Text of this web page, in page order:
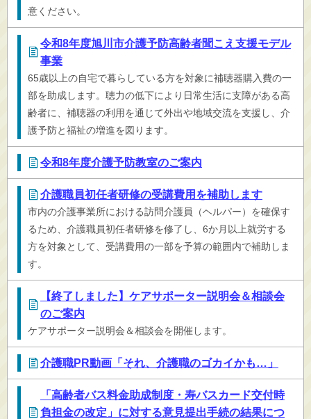
意ください。
令和8年度旭川市介護予防高齢者聞こえ支援モデル
事業
65歳以上の自宅で暮らしている方を対象に補聴器購入費の一
部を助成します。聴力の低下により日常生活に支障がある高
齢者に、補聴器の利用を通じて外出や地域交流を支援し、介
護予防と福祉の増進を図ります。
令和8年度介護予防教室のご案内
介護職員初任者研修の受講費用を補助します
市内の介護事業所における訪問介護員（ヘルパー）を確保す
るため、介護職員初任者研修を修了し、6か月以上就労する
方を対象として、受講費用の一部を予算の範囲内で補助しま
す。
【終了しました】ケアサポーター説明会＆相談会
のご案内
ケアサポーター説明会＆相談会を開催します。
介護職PR動画「それ、介護職のゴカイかも…」
「高齢者バス料金助成制度・寿バスカード交付時
負担金の改定」に対する意見提出手続の結果につ